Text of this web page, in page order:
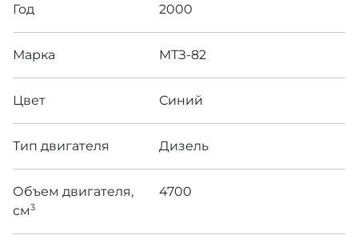
Год 2000
Марка МТЗ-82
Цвет Синий
Тип двигателя Дизель
Объем двигателя,
см3
4700